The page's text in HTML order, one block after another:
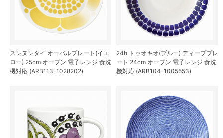
スンヌンタイ オーバルプレート(イエ
ロー) 25cm オーブン 電子レンジ 食洗
機対応 (ARB113-1028202)
24h トゥオキオ(ブルー) ディーププレ
ート 24cm オーブン 電子レンジ 食洗
機対応 (ARB104-1005553)